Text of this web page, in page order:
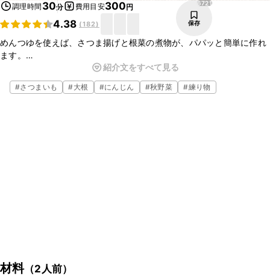
調理時間 30分 費用目安300円
4.38 (182)
6721
保存
めんつゆを使えば、さつま揚げと根菜の煮物が、パパッと簡単に作れ
ます。
柔らかく煮た根菜とさつま揚げは、しっかり味が染みていてご飯のお
かずにぴったりですよ。
お酒のおつまみにも、とても合うので、ぜひ作ってみてくださいね
紹介文をすべて見る
#さつまいも #大根 #にんじん #秋野菜 #練り物
材料（2人前）